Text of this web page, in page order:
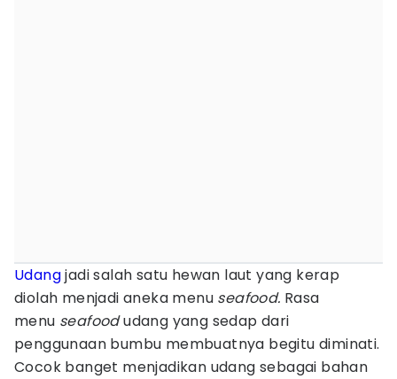
Udangjadi salah satu hewan laut yang kerap
diolah menjadi aneka menu seafood. Rasa
menu seafoodudang yang sedap dari
penggunaan bumbu membuatnya begitu diminati.
Cocok banget menjadikan udang sebagai bahan